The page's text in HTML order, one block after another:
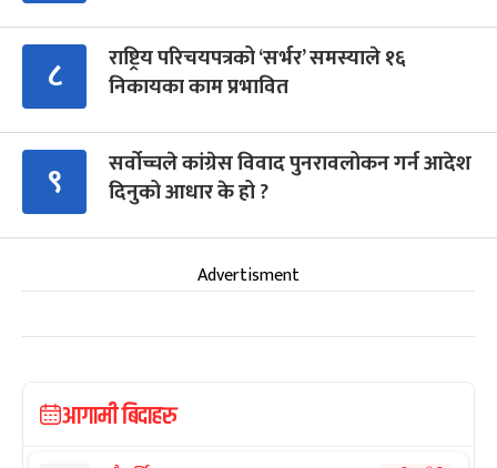
८
राष्ट्रिय परिचयपत्रको ‘सर्भर’ समस्याले १६
निकायका काम प्रभावित
९
सर्वोच्चले कांग्रेस विवाद पुनरावलोकन गर्न आदेश
दिनुको आधार के हो ?
Advertisment
आगामी बिदाहरु